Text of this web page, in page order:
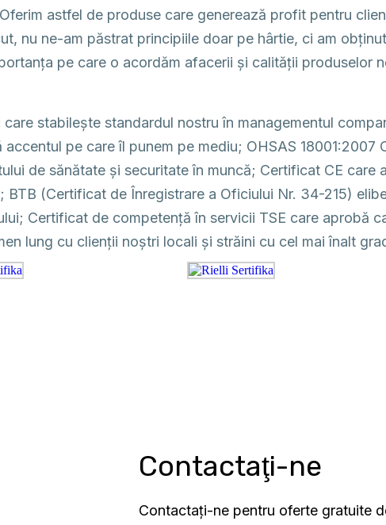
astfel de produse care generează profit pentru
nu ne-am păstrat principiile doar pe hârtie, ci am
pe care o acordăm afacerii și calității produselor
stabilește standardul nostru în managementul
pe care îl punem pe mediu; OHSAS
de sănătate și securitate în muncă; Certificat CE care
(Certificat de Înregistrare a Oficiului Nr. 34-215)
Certificat de competență în servicii TSE care aprobă
lung cu clienții noștri locali și străini cu cel mai înalt
Contactaţi-ne
Contactați-ne pentru oferte gratuite